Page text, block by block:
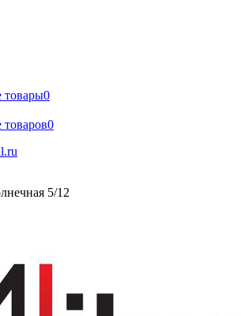
товары0
0
5/12